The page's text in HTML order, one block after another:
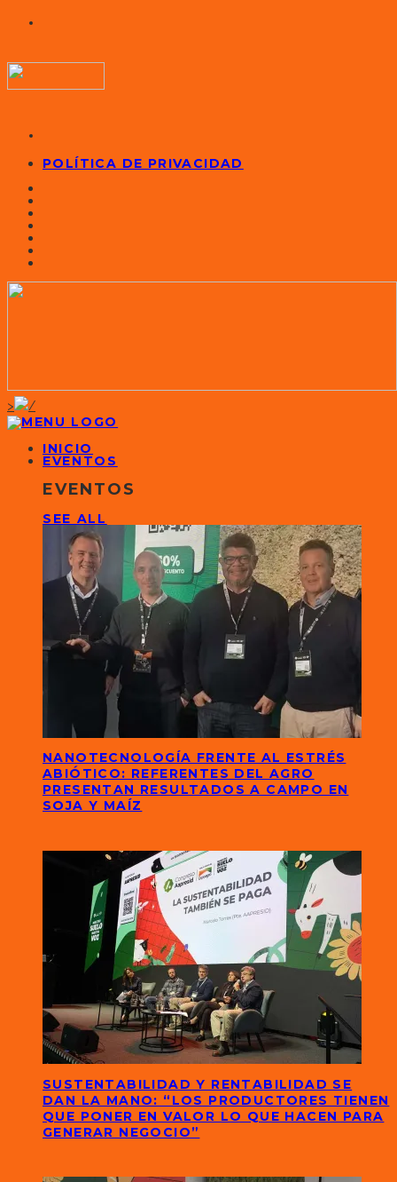
POLÍTICA DE PRIVACIDAD
>
INICIO
EVENTOS
EVENTOS
SEE ALL
NANOTECNOLOGÍA FRENTE AL ESTRÉS
ABIÓTICO: REFERENTES DEL AGRO
PRESENTAN RESULTADOS A CAMPO EN
SOJA Y MAÍZ
SUSTENTABILIDAD Y RENTABILIDAD SE
DAN LA MANO: “LOS PRODUCTORES TIENEN
QUE PONER EN VALOR LO QUE HACEN PARA
GENERAR NEGOCIO”